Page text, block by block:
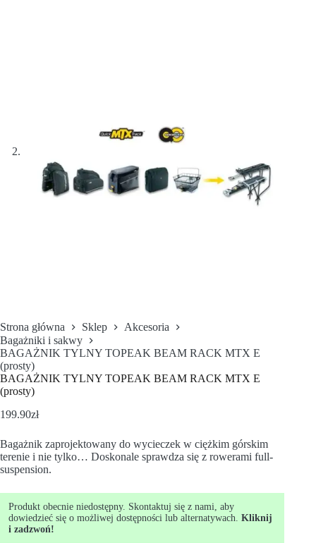
Strona główna Sklep
Akcesoria
Bagażniki i sakwy
BAGAŻNIK TYLNY TOPEAK BEAM RACK MTX E
(prosty)
BAGAŻNIK TYLNY TOPEAK BEAM RACK MTX E
(prosty)
199.90zł
Bagażnik zaprojektowany do wycieczek w ciężkim górskim
terenie i nie tylko… Doskonale sprawdza się z rowerami full-
suspension.
Produkt obecnie niedostępny. Skontaktuj się z nami, aby
dowiedzieć się o możliwej dostępności lub alternatywach. Kliknij
i zadzwoń!